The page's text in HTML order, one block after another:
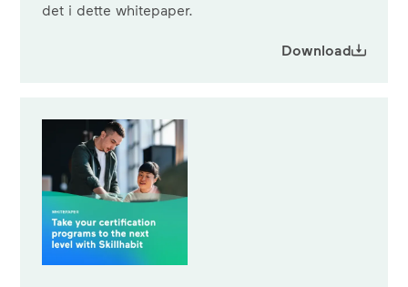
det i dette whitepaper.
Download